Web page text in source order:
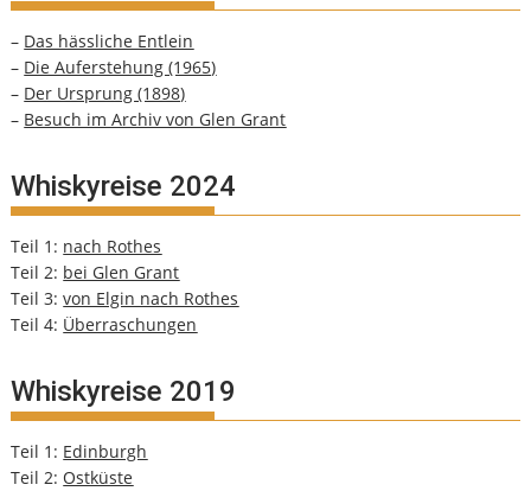
– Das hässliche Entlein
– Die Auferstehung (1965)
– Der Ursprung (1898)
– Besuch im Archiv von Glen Grant
Whiskyreise 2024
Teil 1: nach Rothes
Teil 2: bei Glen Grant
Teil 3:von Elgin nach Rothes
Teil 4: Überraschungen
Whiskyreise 2019
Teil 1: Edinburgh
Teil 2: Ostküste